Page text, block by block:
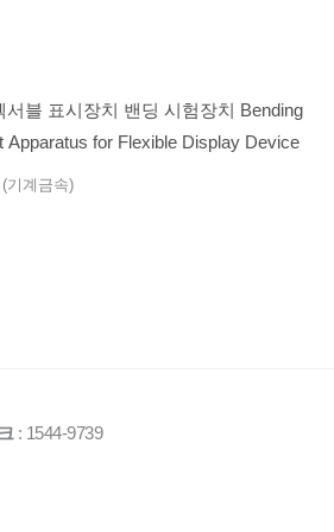
서블 표시장치 밴딩 시험장치 Bending
Apparatus for Flexible Display Device
기계금속)
: 1544-9739